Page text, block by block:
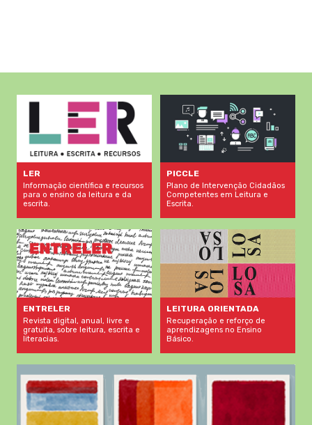
LER
Informação científica e recursos
para o ensino da leitura e da
escrita.
PICCLE
Plano de Intervenção Cidadãos
Competentes em Leitura e
Escrita.
ENTRELER
Revista digital, anual, livre e
gratuita, sobre leitura, escrita e
literacias.
LEITURA ORIENTADA
Recuperação e reforço de
aprendizagens no Ensino
Básico.